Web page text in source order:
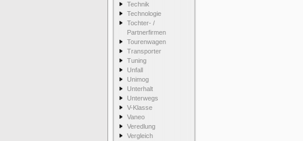
Technik
Technologie
Tochter- /
Partnerfirmen
Tourenwagen
Transporter
Tuning
Unfall
Unimog
Unterhalt
Unterwegs
V-Klasse
Vaneo
Veredlung
Vergleich